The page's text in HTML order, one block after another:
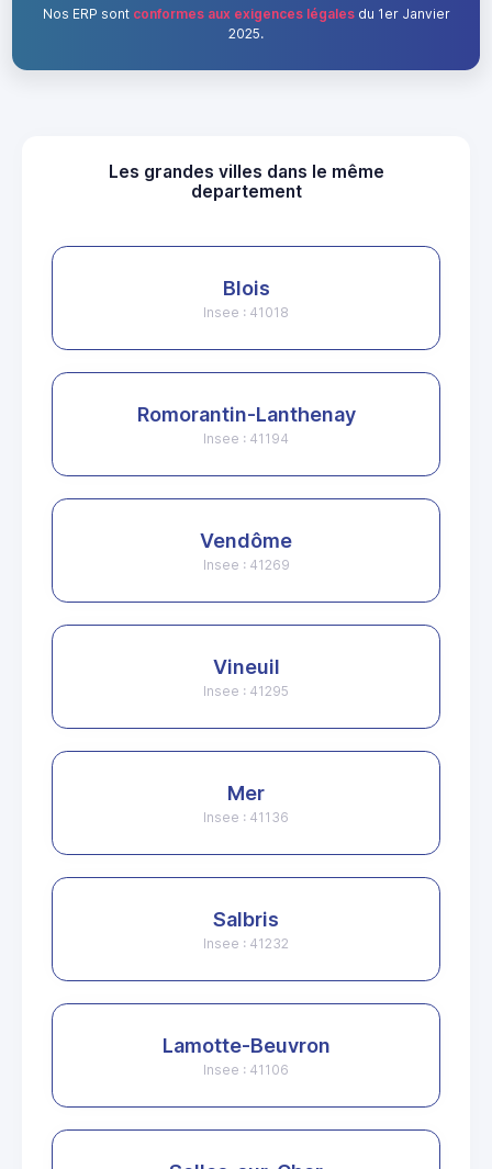
Nos ERP sont conformes aux exigences légalesdu 1er Janvier
2025.
Les grandes villes dans le même
departement
Blois
Insee : 41018
Romorantin-Lanthenay
Insee : 41194
Vendôme
Insee : 41269
Vineuil
Insee : 41295
Mer
Insee : 41136
Salbris
Insee : 41232
Lamotte-Beuvron
Insee : 41106